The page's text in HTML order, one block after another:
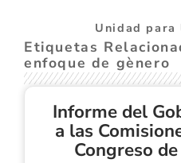
Unidad
Etiquetas
enfoque de gènero
Informe del
a las
Congreso